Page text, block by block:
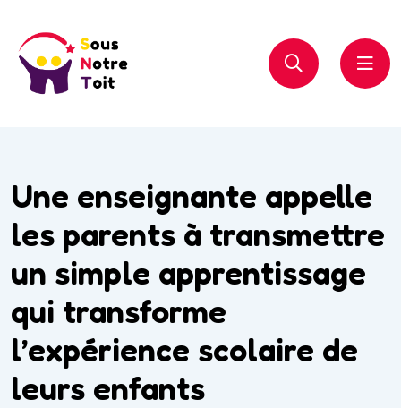
Une enseignante appelle
les parents à transmettre
un simple apprentissage
qui transforme
l’expérience scolaire de
leurs enfants